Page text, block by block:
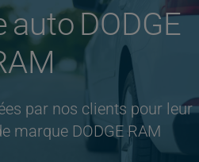
DODGE
par nos clients pour leur
marque DODGE RAM